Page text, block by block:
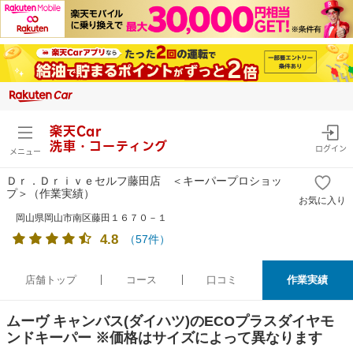
メニュー
楽天Car
洗車・コーティング
ログイン
Ｄｒ．Ｄｒｉｖｅセルフ藤田店 ＜キーパープロショッ
プ＞
（作業実績）
お気に入り
岡山県岡山市南区藤田１６７０－１
4.8 （57件）
店舗トップ コース 口コミ 作業実績
ムーヴ キャンバス(ダイハツ)のECOプラスダイヤモ
ンドキーパー ※価格はサイズによって異なります